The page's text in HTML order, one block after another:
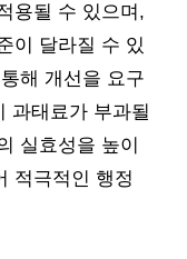
용될 수 있으며,
이 달라질 수 있
해 개선을 요구
과태료가 부과될
실효성을 높이
적극적인 행정